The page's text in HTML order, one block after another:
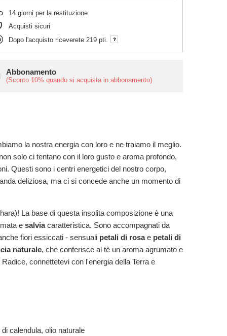
Abbonamento
(Sconto 10% quando si acquista in abbonamento)
14 giorni per la restituzione
Acquisti sicuri
Dopo l'acquisto riceverete 219 pti.
la nostra energia con loro e ne traiamo il meglio.
solo ci tentano con il loro gusto e aroma profondo,
Questi sono i centri energetici del nostro corpo,
deliziosa, ma ci si concede anche un momento di
La base di questa insolita composizione è una
e salviacaratteristica. Sono accompagnati da
fiori essiccati - sensuali petali di rosae petali di
naturale, che conferisce al tè un aroma agrumato e
connettetevi con l'energia della Terra e
calendula, olio naturale